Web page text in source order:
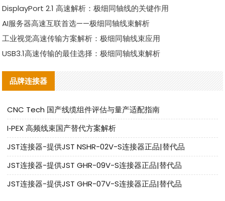
DisplayPort 2.1 高速解析：极细同轴线的关键作用
AI服务器高速互联首选——极细同轴线束解析
工业视觉高速传输方案解析：极细同轴线束应用
USB3.1高速传输的最佳选择：极细同轴线束解析
品牌连接器
CNC Tech 国产线缆组件评估与量产适配指南
I‑PEX 高频线束国产替代方案解析
JST连接器-提供JST NSHR-02V-S连接器正品|替代品
JST连接器-提供JST GHR-09V-S连接器正品|替代品
JST连接器-提供JST GHR-07V-S连接器正品|替代品